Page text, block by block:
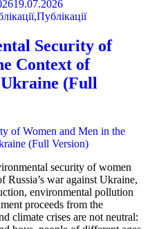
19.07.2026
,Публікації
Security of
Context of
Ukraine (Full
security of women
war against Ukraine,
environmental pollution
proceeds from the
climate crises are not neutral: